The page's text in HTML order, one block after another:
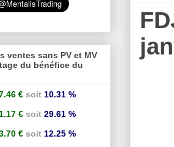
ventes sans PV et MV
du bénéfice du
€ soit 10.31 %
€ soit 29.61 %
€ soit 12.25 %